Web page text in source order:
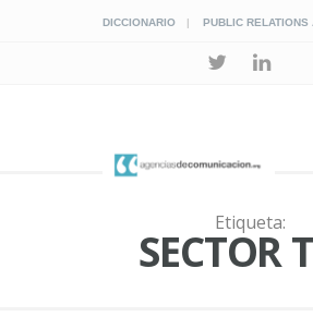
DICCIONARIO PUBLIC RELATIONS
Etiqueta:
SECTOR